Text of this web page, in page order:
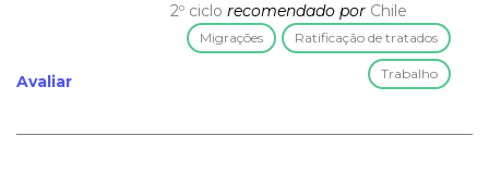
Avaliar
2º ciclo recomendado por Chile
Migrações Ratificação de tratados
Trabalho